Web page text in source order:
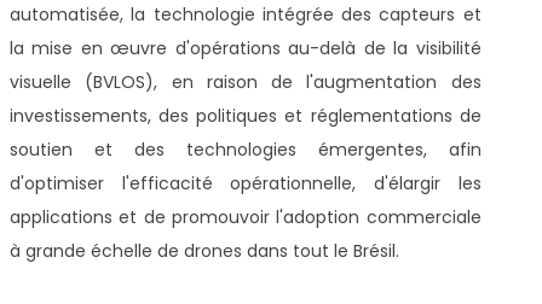
automatisée, la technologie intégrée des capteurs et
la mise en œuvre d'opérations au-delà de la visibilité
visuelle (BVLOS), en raison de l'augmentation des
investissements, des politiques et réglementations de
soutien et des technologies émergentes, afin
d'optimiser l'efficacité opérationnelle, d'élargir les
applications et de promouvoir l'adoption commerciale
à grande échelle de drones dans tout le Brésil.